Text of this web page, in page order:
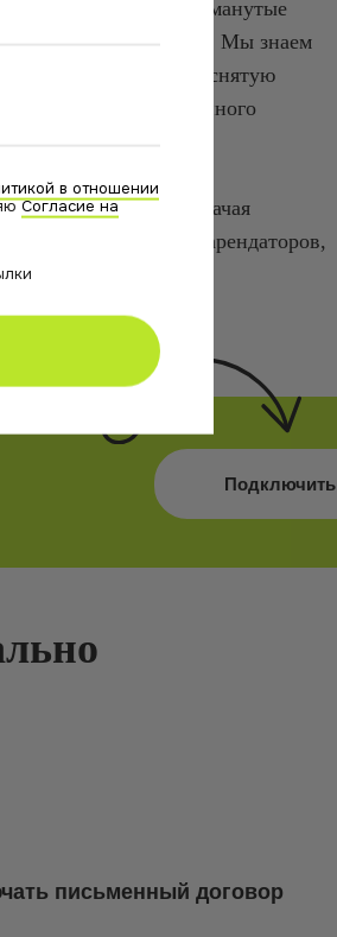
в отношении
Согласие на
бизнеса страдает. Обманутые
ситуации. Мы знаем
заселяться в снятую
какого-то временного
человек, назначая
несколько арендаторов,
Подключить
письменный договор